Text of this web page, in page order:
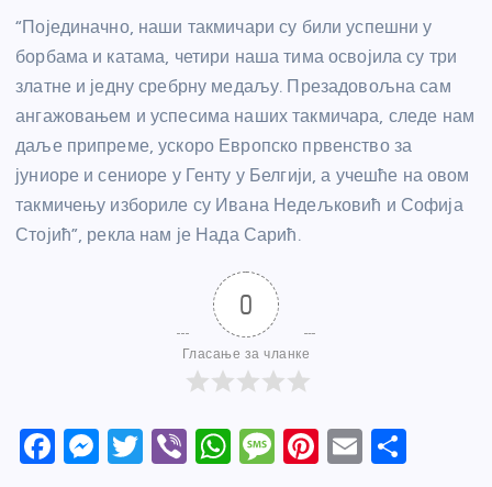
“Појединачно, наши такмичари су били успешни у
борбама и катама, четири наша тима освојила су три
златне и једну сребрну медаљу. Презадовољна сам
ангажовањем и успесима наших такмичара, следе нам
даље припреме, ускоро Европско првенство за
јуниоре и сениоре у Генту у Белгији, а учешће на овом
такмичењу избориле су Ивана Недељковић и Софија
Стојић”, рекла нам је Нада Сарић.
0
Гласање за чланке
F
M T
Vi W M Pi E